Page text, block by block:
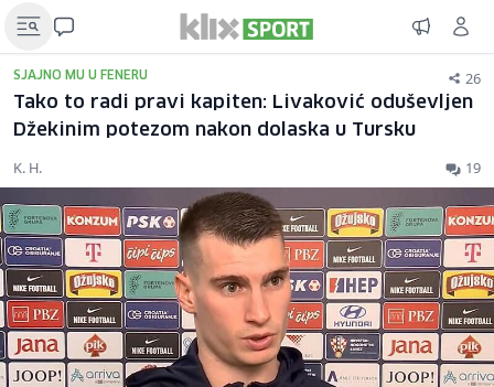
SJAJNO MU U FENERU 26
Tako to radi pravi kapiten: Livaković oduševljen
Džekinim potezom nakon dolaska u Tursku
K. H. 19